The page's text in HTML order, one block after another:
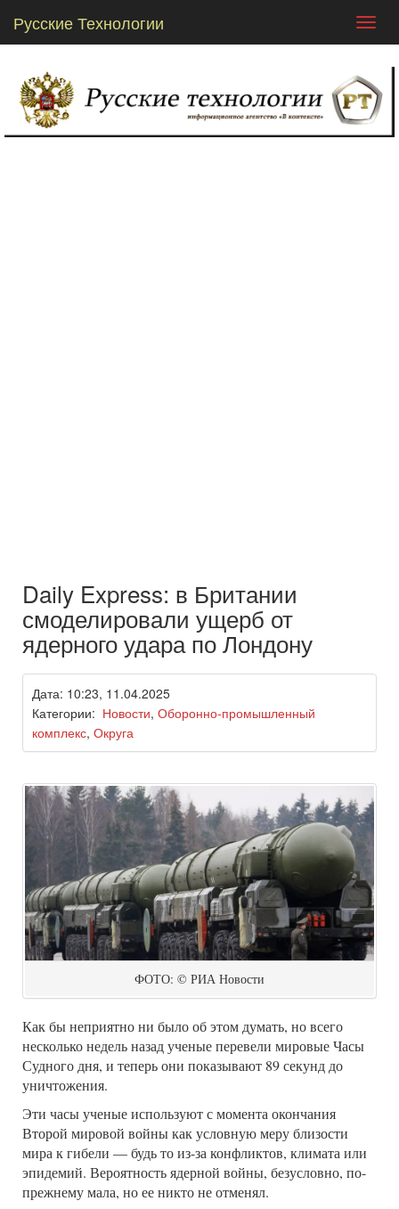
Русские Технологии
Daily Express: в Британии
смоделировали ущерб от
ядерного удара по Лондону
Дата: 10:23, 11.04.2025
Категории: Новости, Оборонно-промышленный
комплекс, Округа
ФОТО: © РИА Новости
Как бы неприятно ни было об этом думать, но всего
несколько недель назад ученые перевели мировые Часы
Судного дня, и теперь они показывают 89 секунд до
уничтожения.
Эти часы ученые используют с момента окончания
Второй мировой войны как условную меру близости
мира к гибели — будь то из-за конфликтов, климата или
эпидемий. Вероятность ядерной войны, безусловно, по-
прежнему мала, но ее никто не отменял.